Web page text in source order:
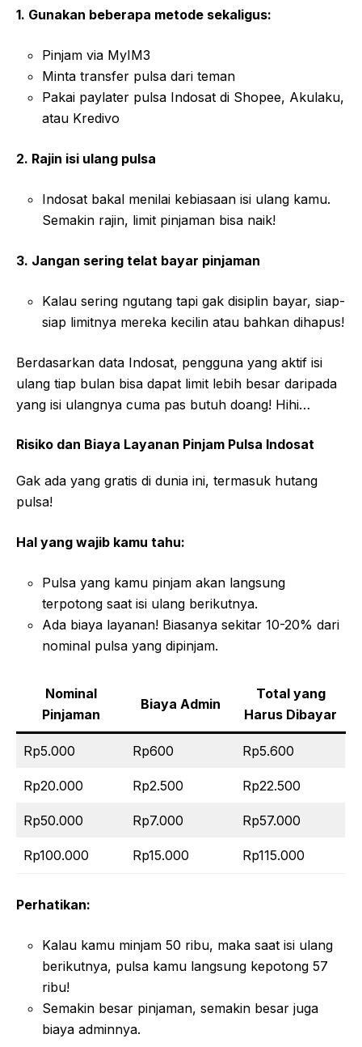
1. Gunakan beberapa metode sekaligus:
Pinjam via MyIM3
Minta transfer pulsa dari teman
Pakai paylater pulsa Indosat di Shopee, Akulaku,
atau Kredivo
2. Rajin isi ulang pulsa
Indosat bakal menilai kebiasaan isi ulang kamu.
Semakin rajin, limit pinjaman bisa naik!
3. Jangan sering telat bayar pinjaman
Kalau sering ngutang tapi gak disiplin bayar, siap-
siap limitnya mereka kecilin atau bahkan dihapus!
Berdasarkan data Indosat, pengguna yang aktif isi
ulang tiap bulan bisa dapat limit lebih besar daripada
yang isi ulangnya cuma pas butuh doang! Hihi…
Risiko dan Biaya Layanan Pinjam Pulsa Indosat
Gak ada yang gratis di dunia ini, termasuk hutang
pulsa!
Hal yang wajib kamu tahu:
Pulsa yang kamu pinjam akan langsung
terpotong saat isi ulang berikutnya.
Ada biaya layanan! Biasanya sekitar 10-20% dari
nominal pulsa yang dipinjam.
Nominal
Pinjaman
Biaya Admin
Total yang
Harus Dibayar
Rp5.000 Rp600 Rp5.600
Rp20.000 Rp2.500 Rp22.500
Rp50.000 Rp7.000 Rp57.000
Rp100.000 Rp15.000 Rp115.000
Perhatikan:
Kalau kamu minjam 50 ribu, maka saat isi ulang
berikutnya, pulsa kamu langsung kepotong 57
ribu!
Semakin besar pinjaman, semakin besar juga
biaya adminnya.